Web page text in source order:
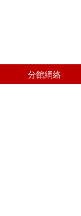
分館網絡